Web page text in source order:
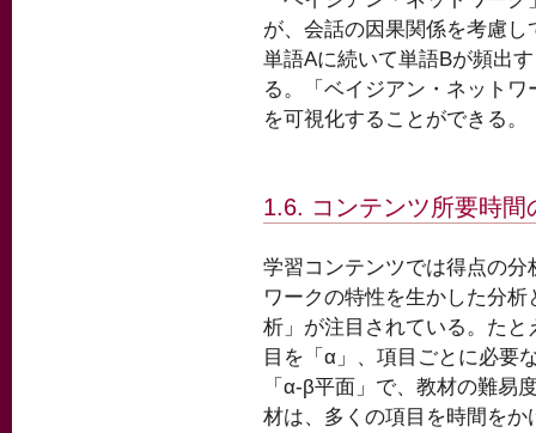
が、会話の因果関係を考慮
単語Aに続いて単語Bが頻出
る。「ベイジアン・ネット
を可視化することができる。
1.6. コンテンツ所要時間
学習コンテンツでは得点の
ワークの特性を生かした分
析」が注目されている。た
目を「α」、項目ごとに必要
「α-β平面」で、教材の難易
材は、多くの項目を時間を